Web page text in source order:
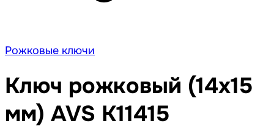
Рожковые ключи
Ключ рожковый (14х15
мм) AVS K11415